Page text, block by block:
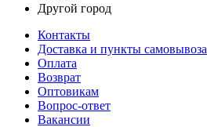
Другой город
Контакты
Доставка и пункты самовывоза
Оплата
Возврат
Оптовикам
Вопрос-ответ
Вакансии